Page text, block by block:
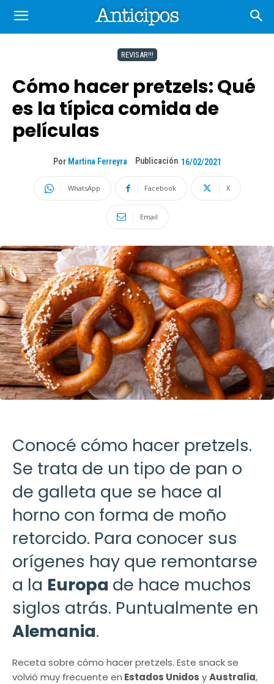
REVISAR!!!
Cómo hacer pretzels: Qué
es la típica comida de
películas
Por Martina Ferreyra Publicación 16/02/2021
WhatsApp Facebook X
Email
Conocé cómo hacer pretzels.
Se trata de un tipo de pan o
de galleta que se hace al
horno con forma de moño
retorcido. Para conocer sus
orígenes hay que remontarse
a la Europa de hace muchos
siglos atrás. Puntualmente en
Alemania.
Receta sobre cómo hacer pretzels. Este snack se
volvió muy frecuente en Estados Unidos yAustralia,